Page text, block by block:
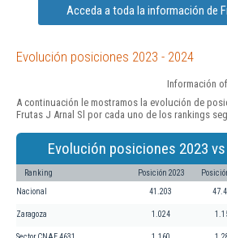
Acceda a toda la información de
Evolución posiciones 2023 - 2024
Información
A continuación le mostramos la evolución de
Frutas J Arnal Sl por cada uno de los rankings
Evolución posiciones 2023
Ranking Posición 2023
Nacional 41.203
Zaragoza 1.024